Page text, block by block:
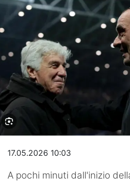
Editoriale
Pagelle
Settore Giovanile
Lazio Women
Calciomercato
Video
17.05.2026 10:03
A pochi minuti dall'inizio